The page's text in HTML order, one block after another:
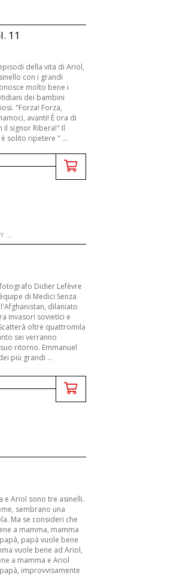
11
della vita di Ariol,
con i grandi
molto bene i
dei bambini
"Forza! Forza,
avanti! È ora di
il signor Ribera!" Il
solito ripetere " ...
...
Didier Lefèvre
di Medici Senza
dilaniato
invasori sovietici e
oltre quattromila
sei verranno
ritorno. Emmanuel
più grandi ...
e Ariol sono tre asinelli.
sembrano una
Ma se consideri che
a mamma, mamma
papà vuole bene
vuole bene ad Ariol,
a mamma e Ariol
improvvisamente